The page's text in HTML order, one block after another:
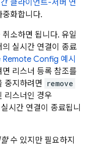
클라이언트-서버 연
화합니다.
소하면 됩니다. 유일
실시간 연결이 종료
Remote Config 예시
리스너 등록 참조를
중지하려면
remove
리스너인 경우
시간 연결이 종료됩니
수 있지만 필요하지